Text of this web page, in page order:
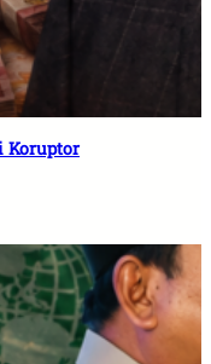
Koruptor